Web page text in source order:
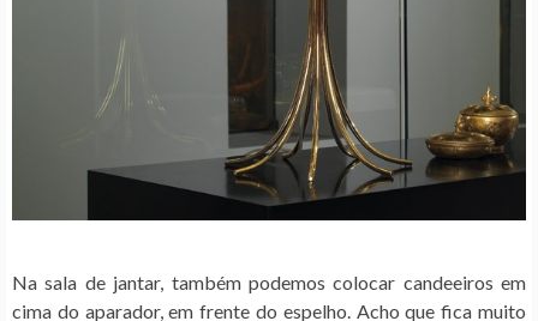
Na sala de jantar, também podemos colocar candeeiros em
cima do aparador, em frente do espelho. Acho que fica muito